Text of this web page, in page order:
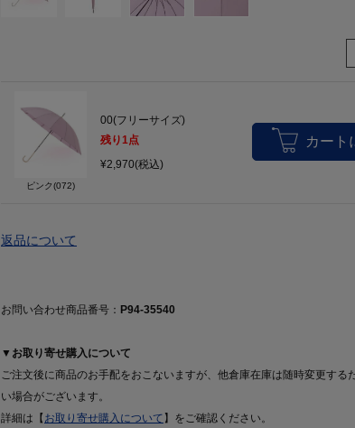
ピンク(072)
00(フリーサイズ)
残り1点
¥2,970(税込)
返品について
お問い合わせ商品番号： P94-35540
▼お取り寄せ購入について
ご注文後に商品のお手配をおこないますが、他倉庫在庫は随時変更する
い場合がございます。
詳細は【 お取り寄せ購入について 】をご確認ください。